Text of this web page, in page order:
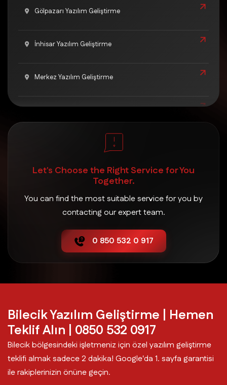
Gölpazarı Yazılım Geliştirme
İnhisar Yazılım Geliştirme
Merkez Yazılım Geliştirme
Pazaryeri Yazılım Geliştirme
Söğüt Yazılım Geliştirme
Yenipazar Yazılım Geliştirme
Let's Choose the Right Service for You
Together.
You can find the most suitable service for you by
contacting our expert team.
0 850 532 0 917
Bilecik Yazılım Geliştirme | Hemen
Teklif Alın | 0850 532 0917
Bilecik bölgesindeki işletmeniz için özel yazılım geliştirme
teklifi almak sadece 2 dakika! Google'da 1. sayfa garantisi
ile rakiplerinizin önüne geçin.